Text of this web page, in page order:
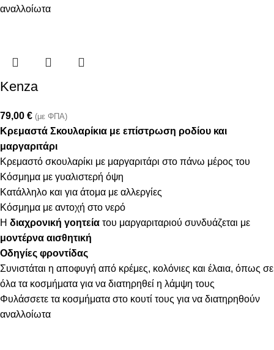
αναλλοίωτα
Kenza
79,00 € (με ΦΠΑ)
Κρεμαστά Σκουλαρίκια με επίστρωση ροδίου και
μαργαριτάρι
Κρεμαστό σκουλαρίκι με μαργαριτάρι στο πάνω μέρος του
Κόσμημα με γυαλιστερή όψη
Κατάλληλο και για άτομα με αλλεργίες
Κόσμημα με αντοχή στο νερό
Η διαχρονική γοητεία του μαργαριταριού συνδυάζεται με
μοντέρνα αισθητική
Οδηγίες φροντίδας
Συνιστάται η αποφυγή από κρέμες, κολόνιες και έλαια, όπως σε
όλα τα κοσμήματα για να διατηρηθεί η λάμψη τους
Φυλάσσετε τα κοσμήματα στο κουτί τους για να διατηρηθούν
αναλλοίωτα